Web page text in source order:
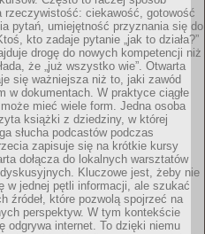
rzeczywistość: ciekawość, gotowość
pytań, umiejętność przyznania się do
kto zadaje pytanie „jak to działa?”
drogę do nowych kompetencji niż
że „już wszystko wie”. Otwarta
się ważniejsza niż to, jaki zawód
w dokumentach. W praktyce ciągłe
mieć wiele form. Jedna osoba
książki z dziedziny, w której
słucha podcastów podczas
zapisuje się na krótkie kursy
dołącza do lokalnych warsztatów
Kluczowe jest, żeby nie
w jednej pętli informacji, ale szukać
źródeł, które pozwolą spojrzeć na
perspektyw. W tym kontekście
odgrywa internet. To dzięki niemu